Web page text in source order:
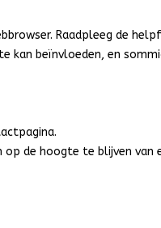
Raadpleeg de
kan beïnvloeden, en
op de hoogte te blijven van